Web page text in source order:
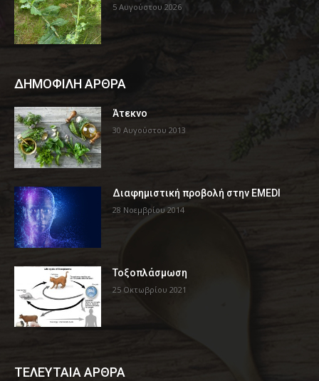
5 Αυγούστου 2026
ΔΗΜΟΦΙΛΗ ΑΡΘΡΑ
Άτεκνο
30 Αυγούστου 2013
Διαφημιστική προβολή στην EMEDI
28 Νοεμβρίου 2014
Τοξοπλάσμωση
25 Οκτωβρίου 2021
ΤΕΛΕΥΤΑΙΑ ΑΡΘΡΑ